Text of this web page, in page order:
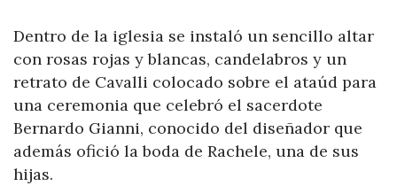
Dentro de la iglesia se instaló un sencillo altar
con rosas rojas y blancas, candelabros y un
retrato de Cavalli colocado sobre el ataúd para
una ceremonia que celebró el sacerdote
Bernardo Gianni, conocido del diseñador que
además ofició la boda de Rachele, una de sus
hijas.